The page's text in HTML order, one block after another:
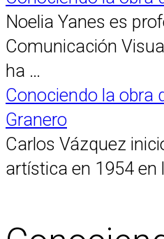
Noelia Yanes es
Comunicación
ha …
Conociendo la obra
Granero
Carlos Vázquez
artística en 1954 en